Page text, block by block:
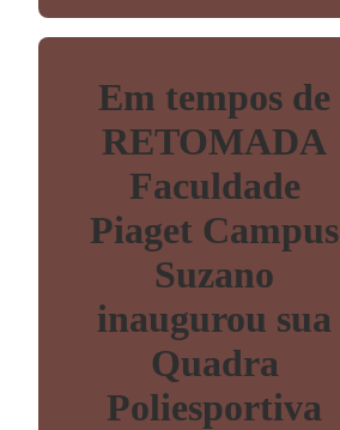
Em tempos de
RETOMADA
Faculdade
Piaget Campus
Suzano
inaugurou sua
Quadra
Poliesportiva